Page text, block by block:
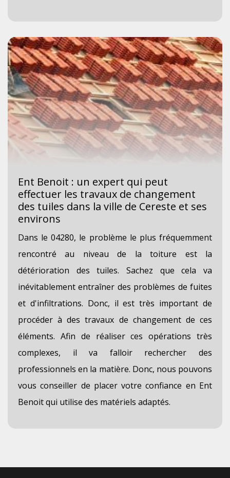
Ent Benoit : un expert qui peut
effectuer les travaux de changement
des tuiles dans la ville de Cereste et ses
environs
Dans le 04280, le problème le plus fréquemment
rencontré au niveau de la toiture est la
détérioration des tuiles. Sachez que cela va
inévitablement entraîner des problèmes de fuites
et d'infiltrations. Donc, il est très important de
procéder à des travaux de changement de ces
éléments. Afin de réaliser ces opérations très
complexes, il va falloir rechercher des
professionnels en la matière. Donc, nous pouvons
vous conseiller de placer votre confiance en Ent
Benoit qui utilise des matériels adaptés.